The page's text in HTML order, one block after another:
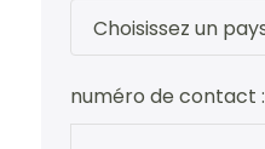
numéro de contact :